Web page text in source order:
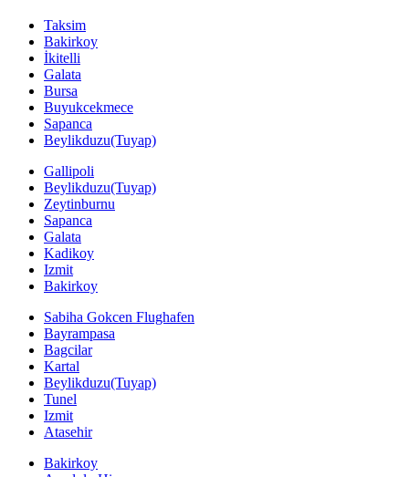
Taksim
Bakirkoy
İkitelli
Galata
Bursa
Buyukcekmece
Sapanca
Beylikduzu(Tuyap)
Gallipoli
Beylikduzu(Tuyap)
Zeytinburnu
Sapanca
Galata
Kadikoy
Izmit
Bakirkoy
Sabiha Gokcen Flughafen
Bayrampasa
Bagcilar
Kartal
Beylikduzu(Tuyap)
Tunel
Izmit
Atasehir
Bakirkoy